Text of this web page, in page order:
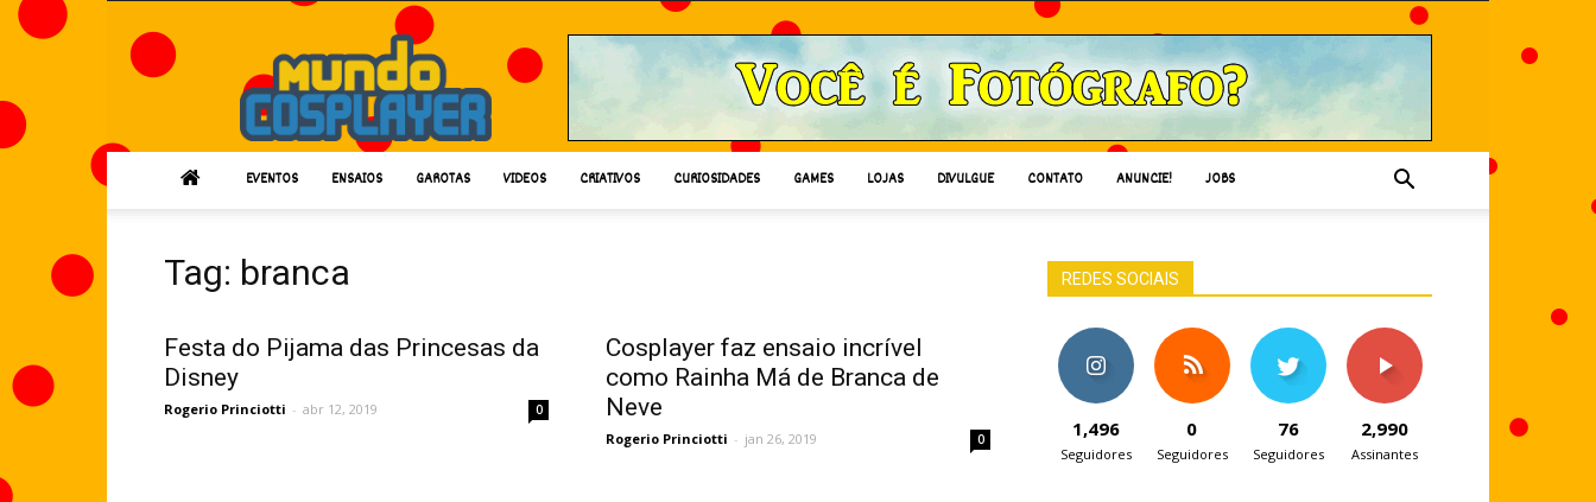
Cosplayer
EVENTOS ENSAIOS GAROTAS VIDEOS CRIATIVOS CURIOSIDADES GAMES LOJAS DIVULGUE CONTATO ANUNCIE! JOBS
Tag: branca
Festa do Pijama das Princesas da
Disney
Rogerio Princiotti - abr 12, 2019 0
Cosplayer faz ensaio incrível
como Rainha Má de Branca de
Neve
Rogerio Princiotti - jan 26, 2019 0
REDES SOCIAIS
1,496
Seguidores
0
Seguidores
76
Seguidores
2,990
Assinantes